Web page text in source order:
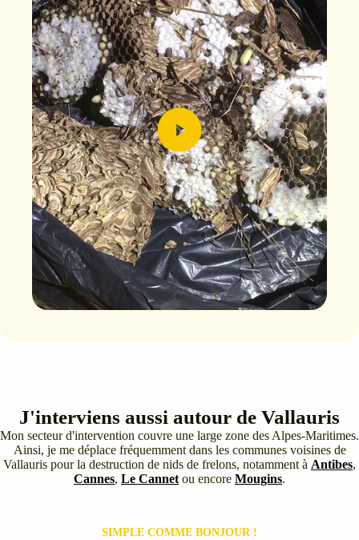
J'interviens aussi autour de Vallauris
Mon secteur d'intervention couvre une large zone des Alpes-Maritimes.
Ainsi, je me déplace fréquemment dans les communes voisines de
Vallauris pour la destruction de nids de frelons, notamment à Antibes,
Cannes, Le Cannetou encore Mougins.
SIMPLE COMME BONJOUR !